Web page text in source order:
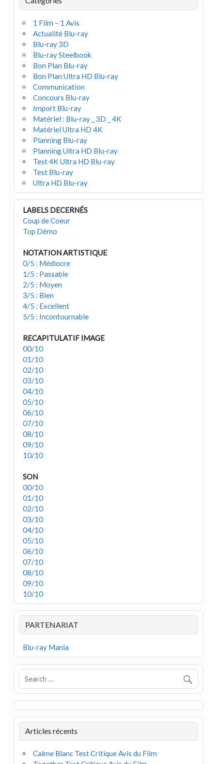
1 Film – 1 Avis
Actualité Blu-ray
Blu-ray 3D
Blu-ray Steelbook
Bon Plan Blu-ray
Bon Plan Ultra HD Blu-ray
Communication
Concours Blu-ray
Import Blu-ray
Matériel : Blu-ray _ 3D _ 4K
Matériel Ultra HD 4K
Planning Blu-ray
Planning Ultra HD Blu-ray
Test 4K Ultra HD Blu-ray
Test Blu-ray
Ultra HD Blu-ray
LABELS DECERNÉS
Coup de Coeur
Top Démo
NOTATION ARTISTIQUE
0/5 : Médiocre
1/5 : Passable
2/5 : Moyen
3/5 : Bien
4/5 : Excellent
5/5 : Incontournable
RECAPITULATIF IMAGE
00/10
01/10
02/10
03/10
04/10
05/10
06/10
07/10
08/10
09/10
10/10
SON
00/10
01/10
02/10
03/10
04/10
05/10
06/10
07/10
08/10
09/10
10/10
PARTENARIAT
Blu-ray Mania
Articles récents
Calme Blanc Test Critique Avis du Film